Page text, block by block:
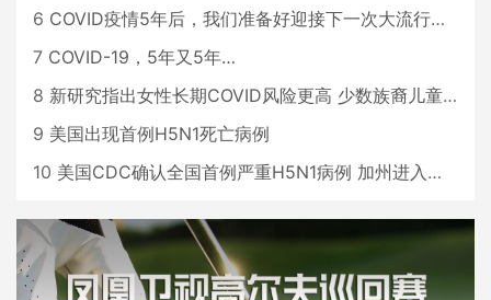
6 COVID疫情5年后，我们准备好迎接下一次大流行了吗？
7 COVID-19，5年又5年…
8 新研究指出女性长期COVID风险更高 少数族裔儿童存在差异
9 美国出现首例H5N1死亡病例
10 美国CDC确认全国首例严重H5N1病例 加州进入紧急状态